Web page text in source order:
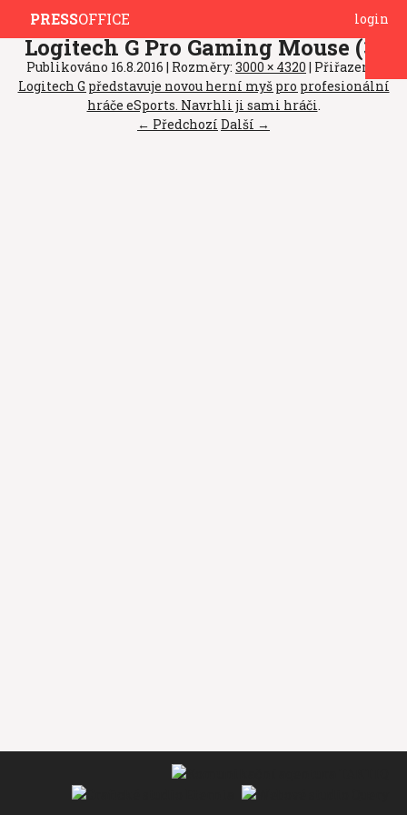
PRESSOFFICE login
Logitech G Pro Gaming Mouse (3)
Publikováno 16.8.2016 | Rozměry: 3000 × 4320 | Přiřazeno:
Logitech G představuje novou herní myš pro profesionální
hráče eSports. Navrhli ji sami hráči.
← Předchozí Další →